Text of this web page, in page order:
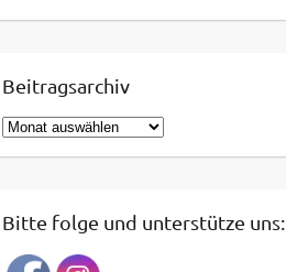
Beitragsarchiv
B
e
rBitte folge und unterstütze uns: